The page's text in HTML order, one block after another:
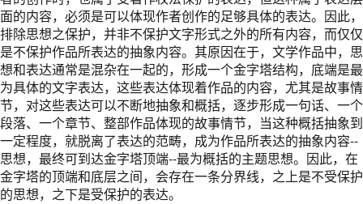
面的内容，必须是可以体现作者创作的足够具体的表达。因此，
排除思想之保护，并非不保护文字形式之外的所有内容，而仅仅
是不保护作品所表达的抽象内容。其原因在于，文学作品中，思
想和表达通常是混杂在一起的，形成一个金字塔结构，底端是最
为具体的文字表达，这些表达体现着作品的内容，尤其是故事情
节，对这些表达可以不断地抽象和概括，逐步形成一句话、一个
段落、一个章节、整部作品体现的故事情节，当这种概括抽象到
一定程度，就脱离了表达的范畴，成为作品所表达的抽象内容--
思想，最终可到达金字塔顶端--最为概括的主题思想。因此，在
金字塔的顶端和底层之间，会存在一条分界线，之上是不受保护
的思想，之下是受保护的表达。